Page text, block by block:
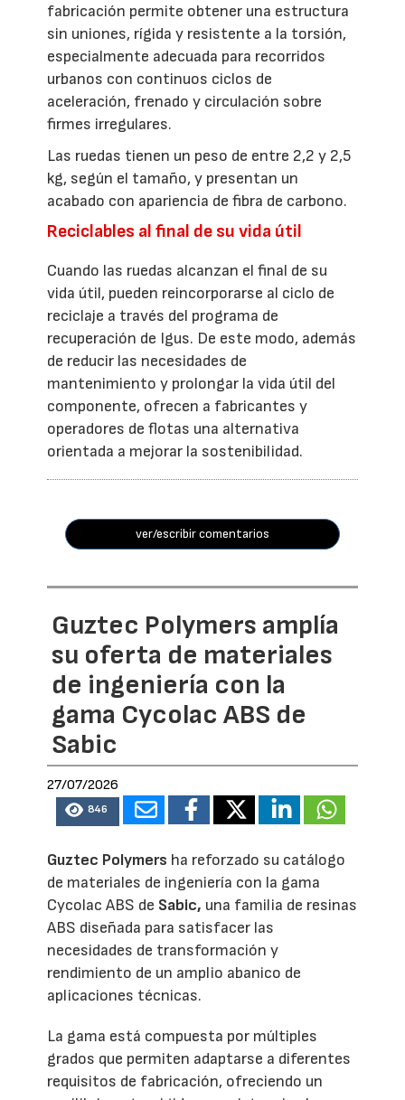
fabricación permite obtener una estructura
sin uniones, rígida y resistente a la torsión,
especialmente adecuada para recorridos
urbanos con continuos ciclos de
aceleración, frenado y circulación sobre
firmes irregulares.
Las ruedas tienen un peso de entre 2,2 y 2,5
kg, según el tamaño, y presentan un
acabado con apariencia de fibra de carbono.
Reciclables al final de su vida útil
Cuando las ruedas alcanzan el final de su
vida útil, pueden reincorporarse al ciclo de
reciclaje a través del programa de
recuperación de Igus. De este modo, además
de reducir las necesidades de
mantenimiento y prolongar la vida útil del
componente, ofrecen a fabricantes y
operadores de flotas una alternativa
orientada a mejorar la sostenibilidad.
ver/escribir comentarios
Guztec Polymers amplía
su oferta de materiales
de ingeniería con la
gama Cycolac ABS de
Sabic
27/07/2026
846
Guztec Polymers ha reforzado su catálogo
de materiales de ingeniería con la gama
Cycolac ABS de Sabic, una familia de resinas
ABS diseñada para satisfacer las
necesidades de transformación y
rendimiento de un amplio abanico de
aplicaciones técnicas.
La gama está compuesta por múltiples
grados que permiten adaptarse a diferentes
requisitos de fabricación, ofreciendo un